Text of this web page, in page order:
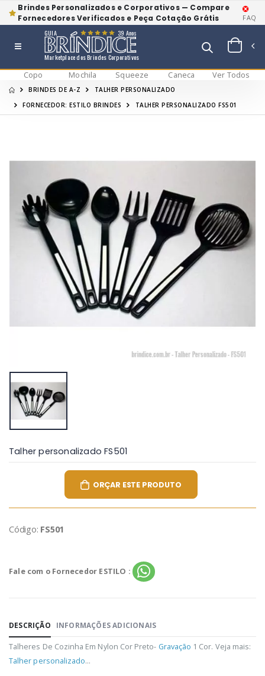
Brindes Personalizados e Corporativos — Compare
Fornecedores Verificados e Peça Cotação Grátis
FAQ
Marketplace dos Brindes Corporativos
GUIA 39 Anos
Copo Mochila Squeeze Caneca Ver Todos
BRINDES DE A-Z
TALHER PERSONALIZADO
FORNECEDOR: ESTILO BRINDES
TALHER PERSONALIZADO FS501
Talher personalizado FS501
ORÇAR ESTE PRODUTO
Código: FS501
Fale com o Fornecedor ESTILO :
DESCRIÇÃO INFORMAÇÕES ADICIONAIS
Talheres De Cozinha Em Nylon Cor Preto- Gravação 1 Cor. Veja mais:
Talher personalizado...